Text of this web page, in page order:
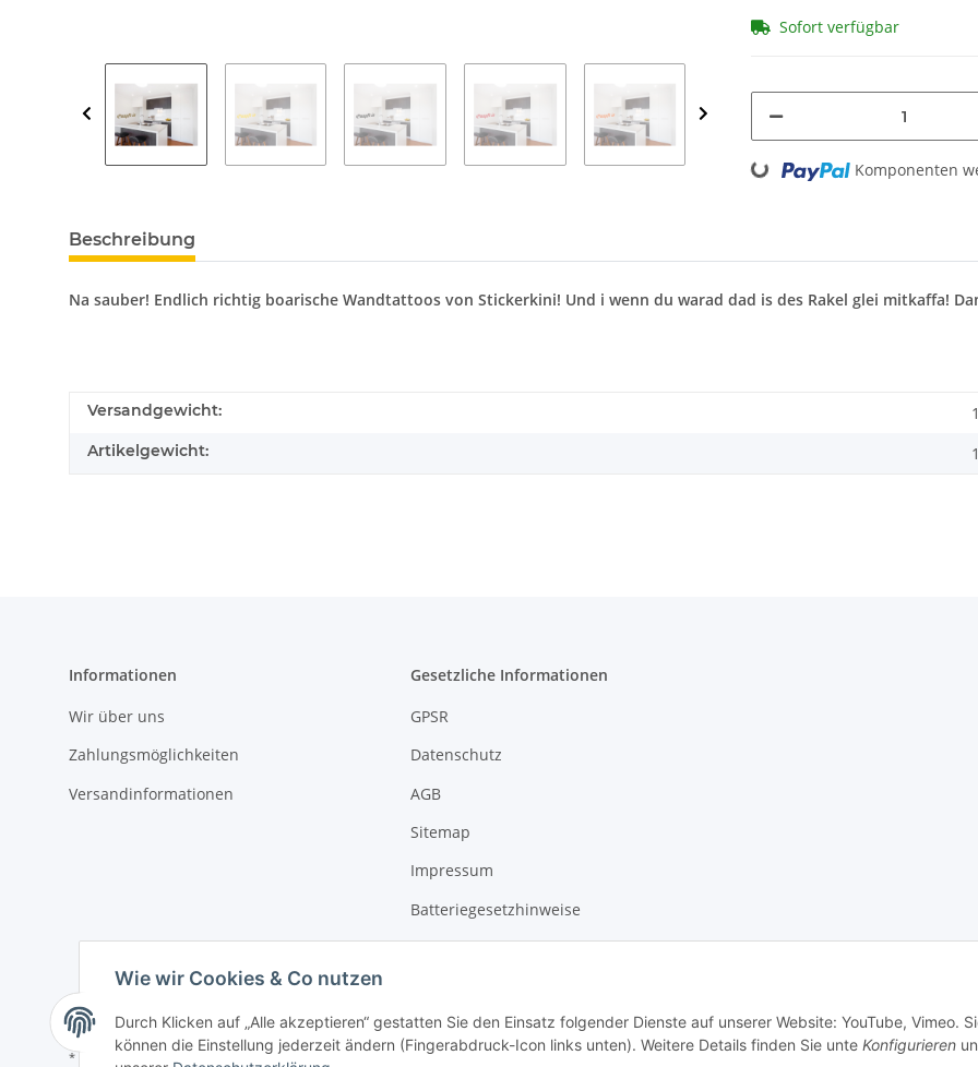
Sofort verfügbar
Loading... Komponenten
Beschreibung
Na sauber! Endlich richtig boarische Wandtattoos von Stickerkini! Und i wenn du warad dad is des Rakel glei mitkaffa!
Versandgewicht:
Artikelgewicht:
Informationen
Wir über uns
Zahlungsmöglichkeiten
Versandinformationen
Gesetzliche Informationen
GPSR
Datenschutz
AGB
Sitemap
Impressum
Batteriegesetzhinweise
Widerrufsrecht
Widerrufsbutton
* Alle Preise inkl. gesetzlicher USt., zzgl.
Wie wir Cookies & Co nutzen
Durch Klicken auf „Alle akzeptieren“ gestatten Sie den Einsatz folgender Dienste auf unserer Website: YouTube, Vimeo.
können die Einstellung jederzeit ändern (Fingerabdruck-Icon links unten). Weitere Details finden Sie unte Konfigurieren